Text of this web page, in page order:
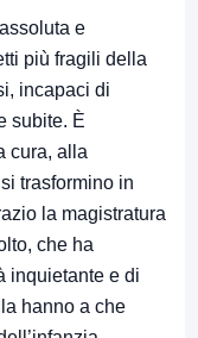
e
più fragili della
incapaci di
subite. È
cura, alla
trasformino in
la magistratura
che ha
inquietante e di
hanno a che